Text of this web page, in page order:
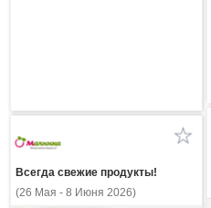
Всегда свежие продукты!
(26 Мая - 8 Июня 2026)